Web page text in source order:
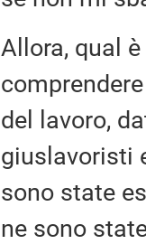
Allora, qual
del lavoro,
giuslavoristi
sono state
ne sono